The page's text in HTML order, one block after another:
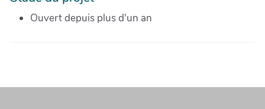
Ouvert depuis plus d'un an